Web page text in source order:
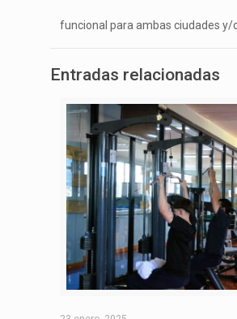
funcional para ambas ciudades y/
Entradas relacionadas